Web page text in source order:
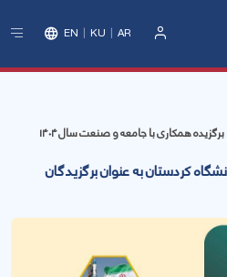
EN KU AR
چهار عضو هیأت علمی دانشگاه کردستان، برگزیده همکاری با جامعه و صنعت سال ۱۴۰۴
کردستان به عنوان برگزیدگان